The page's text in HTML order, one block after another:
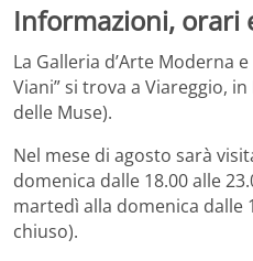
Informazioni, orari
La Galleria d’Arte Moderna
Viani” si trova a Viareggio,
delle Muse).
Nel mese di agosto sarà
domenica dalle 18.00 alle
martedì alla domenica dalle
chiuso).